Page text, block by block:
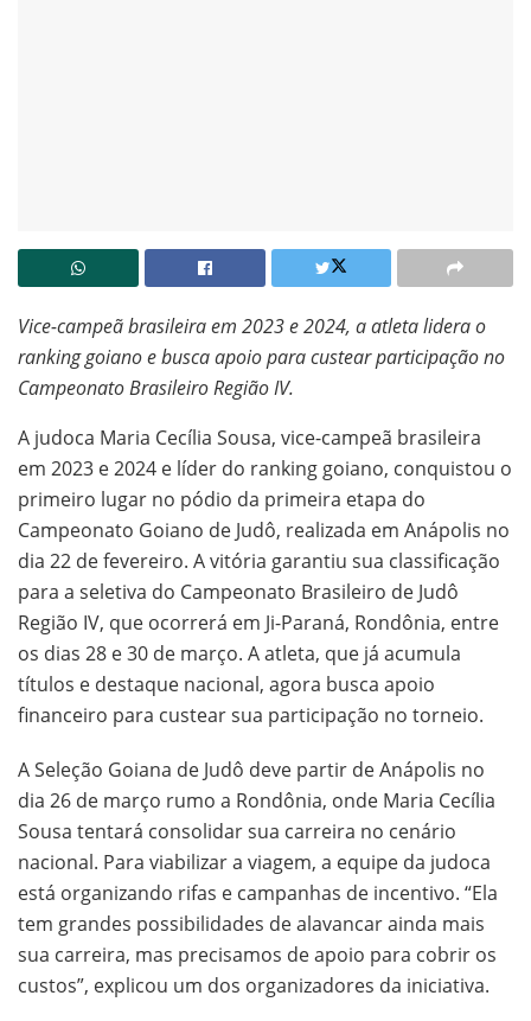
Vice-campeã brasileira em 2023 e 2024, a atleta lidera o
ranking goiano e busca apoio para custear participação no
Campeonato Brasileiro Região IV.
A judoca Maria Cecília Sousa, vice-campeã brasileira
em 2023 e 2024 e líder do ranking goiano, conquistou o
primeiro lugar no pódio da primeira etapa do
Campeonato Goiano de Judô, realizada em Anápolis no
dia 22 de fevereiro. A vitória garantiu sua classificação
para a seletiva do Campeonato Brasileiro de Judô
Região IV, que ocorrerá em Ji-Paraná, Rondônia, entre
os dias 28 e 30 de março. A atleta, que já acumula
títulos e destaque nacional, agora busca apoio
financeiro para custear sua participação no torneio.
A Seleção Goiana de Judô deve partir de Anápolis no
dia 26 de março rumo a Rondônia, onde Maria Cecília
Sousa tentará consolidar sua carreira no cenário
nacional. Para viabilizar a viagem, a equipe da judoca
está organizando rifas e campanhas de incentivo. “Ela
tem grandes possibilidades de alavancar ainda mais
sua carreira, mas precisamos de apoio para cobrir os
custos”, explicou um dos organizadores da iniciativa.